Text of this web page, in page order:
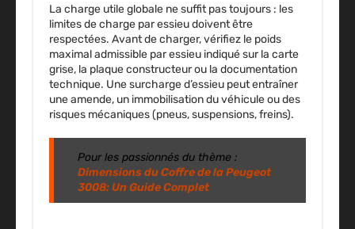
La charge utile globale ne suffit pas toujours : les
limites de charge par essieu doivent être
respectées. Avant de charger, vérifiez le poids
maximal admissible par essieu indiqué sur la carte
grise, la plaque constructeur ou la documentation
technique. Une surcharge d’essieu peut entraîner
une amende, un immobilisation du véhicule ou des
risques mécaniques (pneus, suspensions, freins).
Pour les passionnés du thème :
Dimensions du Coffre de la Peugeot
3008: Un Guide Complet